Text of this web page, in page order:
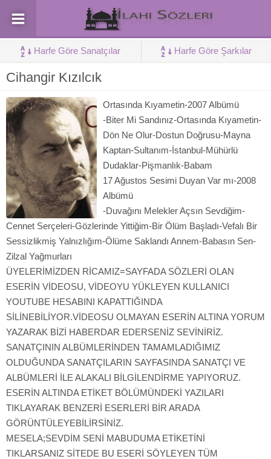
Harfe Göre Sanatçılar Harfe Göre Şarkılar
Cihangir Kızılcık
Ortasında Kıyametin-2007 Albümü
-Biter Mi Sandınız-Ortasında Kıyametin-
Dön Ne Olur-Dostun Doğrusu-Mayna
Kaptan-Sultanım-İstanbul-Mühürlü
Dudaklar-Pişmanlık-Babam
17 Ağustos Sesimi Duyan Var mı-2008
Albümü
-Duvağını Melekler Açsın Sevdiğim-
Cennet Serçeleri-Gözlerinde Yittiğim-Bir Ölüm Başladı-Vefalı Bir
Sessizlikmiş Yalnızlığım-Ölüme Saklandı Annem-Babasın Sen-
Zilzal Yağmurları
ÜYELERİMİZDEN RİCAMIZ=SAYFADA SÖZLERİ OLAN
ESERİN VİDEOSU, VİDEOYU YÜKLEYEN KULLANICI
YOUTUBE HESABINI KAPATTIĞINDA
SİLİNEBİLİYOR.VİDEOSU OLMAYAN ESERİN ALTINA YORUM
YAZARAK BİZİ HABERDAR EDERSENİZ SEVİNİRİZ.
SANATÇININ ALBÜMLERİNDEN TAMAMLADIĞIMIZ
OLDUĞUNDA SANATÇILARIN SAYFASINDA SANATÇI VE
ALBÜMLERİ İLE ALAKALI BİLGİLENDİRME YAPIYORUZ.
ESERİN ALTINDA ETİKET BÖLÜMÜNDEKİ YAZILARI
TIKLAYARAK BENZERİ ESERLERİ BİR ARADA
GÖRÜNTÜLEYEBİLİRSİNİZ.
MESELA;SEVDİM SENİ MABUDUMA ETİKETİNİ
TIKLARSANIZ SİTEDE BU ESERİ SÖYLEYEN TÜM